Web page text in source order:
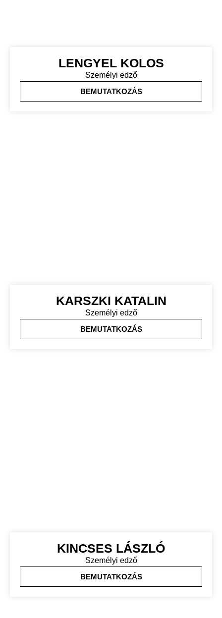
LENGYEL KOLOS
Személyi edző
BEMUTATKOZÁS
KARSZKI KATALIN
Személyi edző
BEMUTATKOZÁS
KINCSES LÁSZLÓ
Személyi edző
BEMUTATKOZÁS